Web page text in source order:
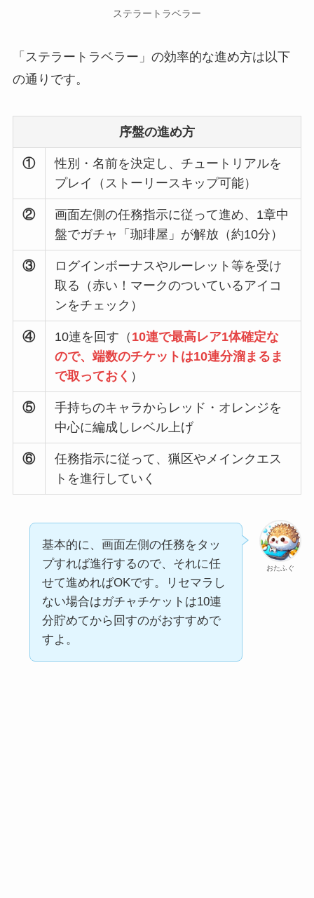
ステラートラベラー
「ステラートラベラー」の効率的な進め方は以下
の通りです。
序盤の進め方
①
性別・名前を決定し、チュートリアルを
プレイ（ストーリースキップ可能）
②
画面左側の任務指示に従って進め、1章中
盤でガチャ「珈琲屋」が解放（約10分）
③
ログインボーナスやルーレット等を受け
取る（赤い！マークのついているアイコ
ンをチェック）
④ 10連を回す（ 10連で最高レア1体確定な
ので、端数のチケットは10連分溜まるま
で取っておく ）
⑤
手持ちのキャラからレッド・オレンジを
中心に編成しレベル上げ
⑥
任務指示に従って、猟区やメインクエス
トを進行していく
おたふぐ
基本的に、画面左側の任務をタッ
プすれば進行するので、それに任
せて進めればOKです。リセマラし
ない場合はガチャチケットは10連
分貯めてから回すのがおすすめで
すよ。